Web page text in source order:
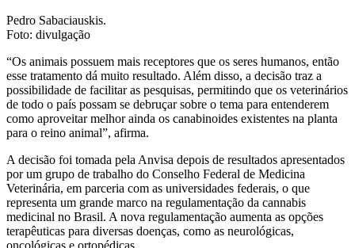
Pedro Sabaciauskis.
Foto: divulgação
“Os animais possuem mais receptores que os seres humanos, então
esse tratamento dá muito resultado. Além disso, a decisão traz a
possibilidade de facilitar as pesquisas, permitindo que os veterinários
de todo o país possam se debruçar sobre o tema para entenderem
como aproveitar melhor ainda os canabinoides existentes na planta
para o reino animal”, afirma.
A decisão foi tomada pela Anvisa depois de resultados apresentados
por um grupo de trabalho do Conselho Federal de Medicina
Veterinária, em parceria com as universidades federais, o que
representa um grande marco na regulamentação da cannabis
medicinal no Brasil. A nova regulamentação aumenta as opções
terapêuticas para diversas doenças, como as neurológicas,
oncológicas e ortopédicas.